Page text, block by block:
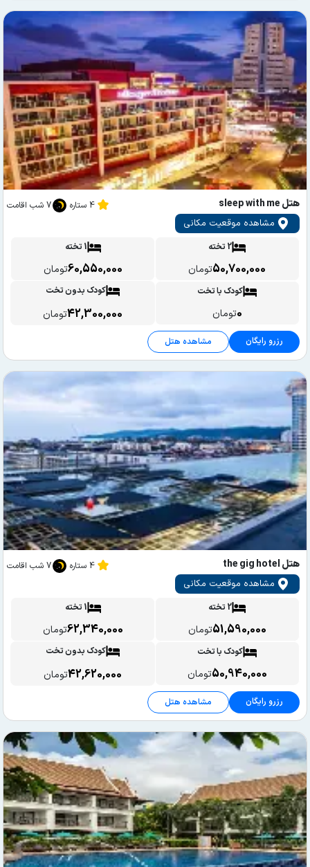
هتل sleep with me
مشاهده موقعیت مکانی
4 ستاره 7 شب اقامت
2 تخته
50,700,000تومان
1 تخته
60,550,000تومان
کودک با تخت
0تومان
کودک بدون تخت
42,300,000تومان
رزرو رایگان مشاهده هتل
هتل the gig hotel
مشاهده موقعیت مکانی
4 ستاره 7 شب اقامت
2 تخته
51,590,000تومان
1 تخته
62,340,000تومان
کودک با تخت
50,940,000تومان
کودک بدون تخت
42,620,000تومان
رزرو رایگان مشاهده هتل